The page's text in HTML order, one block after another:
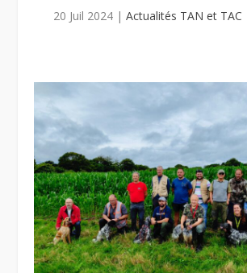
20 Juil 2024 | Actualités TAN et TAC